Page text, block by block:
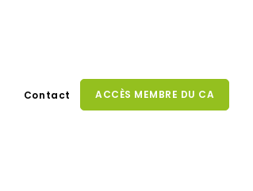
Contact ACCÈS MEMBRE DU CA